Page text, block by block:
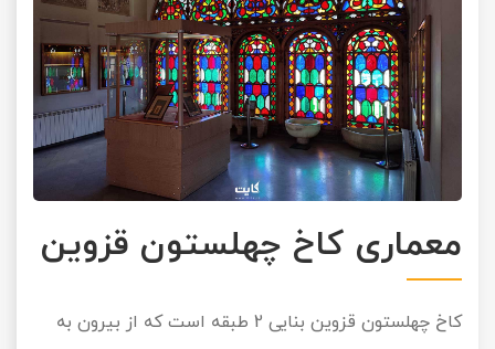
معماری کاخ چهلستون قزوین
کاخ چهلستون قزوین بنایی 2 طبقه است که از بیرون به